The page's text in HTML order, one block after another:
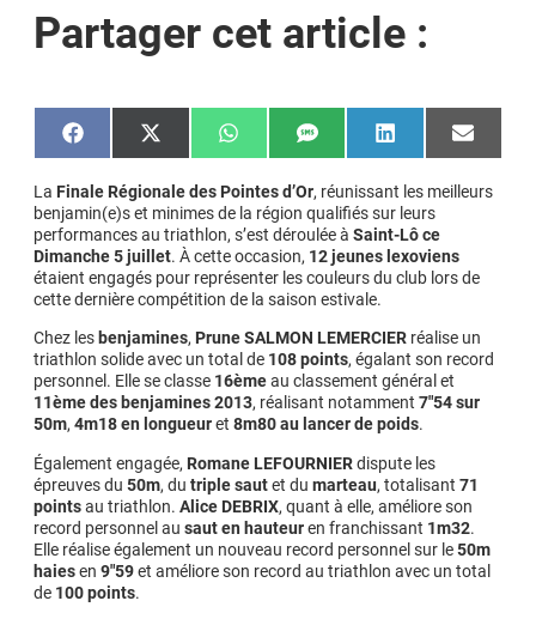
Partager cet article :
Share
on
Share
on
(Twitter)
Share
on
Share
on
Share
on
Share
on
La Finale Régionale des Pointes d’Or, réunissant les meilleurs
benjamin(e)s et minimes de la région qualifiés sur leurs
performances au triathlon, s’est déroulée à Saint-Lô ce
Dimanche 5 juillet. À cette occasion, 12 jeunes lexoviens
étaient engagés pour représenter les couleurs du club lors de
cette dernière compétition de la saison estivale.
Chez les benjamines, Prune SALMON LEMERCIER réalise un
triathlon solide avec un total de 108 points, égalant son record
personnel. Elle se classe 16èmeau classement général et
11ème des benjamines 2013, réalisant notamment 7″54 sur
50m, 4m18 en longueuret 8m80 au lancer de poids.
Également engagée, Romane LEFOURNIERdispute les
épreuves du 50m, du triple sautet du marteau, totalisant 71
pointsau triathlon. Alice DEBRIX, quant à elle, améliore son
record personnel au saut en hauteuren franchissant 1m32.
Elle réalise également un nouveau record personnel sur le50m
haiesen 9″59et améliore son record au triathlon avec un total
de 100 points.